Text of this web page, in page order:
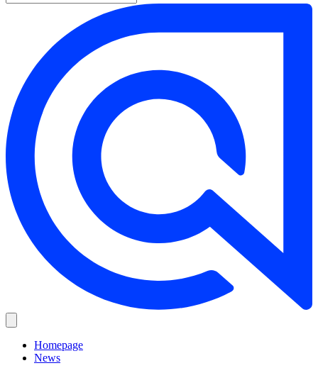
Homepage
News